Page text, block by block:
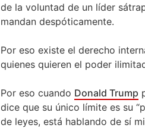
de la voluntad de un líder
mandan despóticamente.
Por eso existe el derecho
quienes quieren el poder
Por eso cuando Donald Trump
dice que su único límite es su
de leyes, está hablando de sí